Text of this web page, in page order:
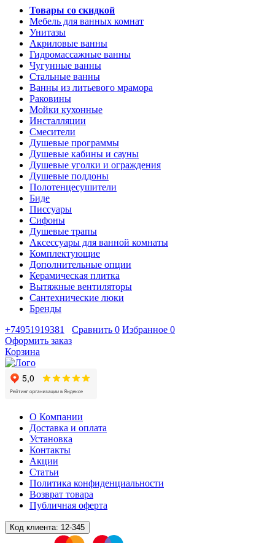
Товары со скидкой
Мебель для ванных комнат
Унитазы
Акриловые ванны
Гидромассажные ванны
Чугунные ванны
Стальные ванны
Ванны из литьевого мрамора
Раковины
Мойки кухонные
Инсталляции
Смесители
Душевые программы
Душевые кабины и сауны
Душевые уголки и ограждения
Душевые поддоны
Полотенцесушители
Биде
Писсуары
Сифоны
Душевые трапы
Аксессуары для ванной комнаты
Комплектующие
Дополнительные опции
Керамическая плитка
Вытяжные вентиляторы
Сантехнические люки
Бренды
+74951919381
Сравнить 0 Избранное 0
Оформить заказ
Корзина
О Компании
Доставка и оплата
Установка
Контакты
Акции
Статьи
Политика конфиденциальности
Возврат товара
Публичная оферта
Код клиента: 12-345